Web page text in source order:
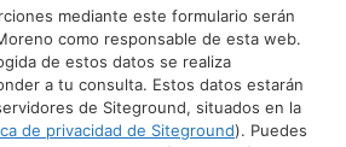
mediante este formulario serán
como responsable de esta web.
de estos datos se realiza
a tu consulta. Estos datos estarán
de Siteground, situados en la
de privacidad de Siteground). Puedes